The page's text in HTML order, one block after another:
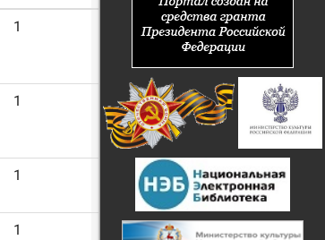
1
1
1
1